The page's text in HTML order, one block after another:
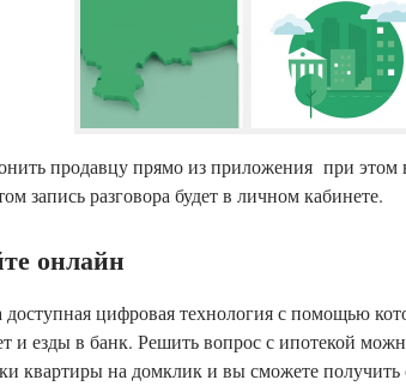
продавцу прямо из приложения при этом
запись разговора будет в личном кабинете.
онлайн
доступная цифровая технология с помощью
и езды в банк. Решить вопрос с ипотекой
квартиры на домклик и вы сможете